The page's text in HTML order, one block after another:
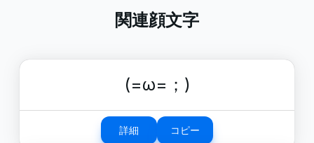
関連顔文字
(=ω=；)
詳細 コピー